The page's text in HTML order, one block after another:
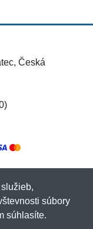
Česká
súbory
súhlasíte.